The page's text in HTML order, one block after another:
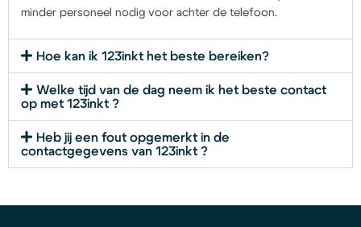
minder personeel nodig voor achter de telefoon.
Hoe kan ik 123inkt het beste bereiken?
Welke tijd van de dag neem ik het beste contact
op met 123inkt ?
Heb jij een fout opgemerkt in de
contactgegevens van 123inkt ?